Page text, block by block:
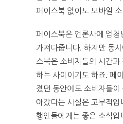
페이스북 없이도 모바일
페이스북은 언론사에 엄청
가져다줍니다. 하지만 동시
스북은 소비자들의 시간과
하는 사이이기도 하죠. 페
졌던 동안에도 소비자들이
아갔다는 사실은 고무적입
행인들에게는 좋은 소식입